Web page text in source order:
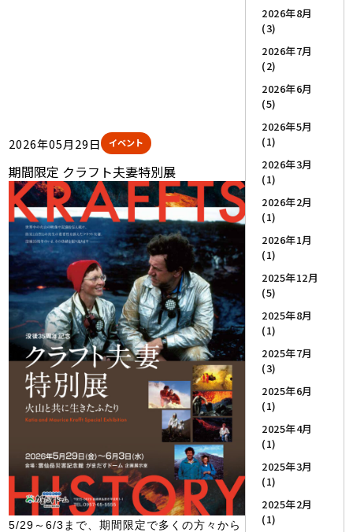
2026年05月29日 イベント
期間限定 クラフト夫妻特別展
5/29～6/3まで、期間限定で多くの方々から
2026年8月
(3)
2026年7月
(2)
2026年6月
(5)
2026年5月
(1)
2026年3月
(1)
2026年2月
(1)
2026年1月
(1)
2025年12月
(5)
2025年8月
(1)
2025年7月
(3)
2025年6月
(1)
2025年4月
(1)
2025年3月
(1)
2025年2月
(1)